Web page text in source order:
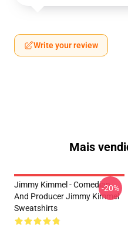
Write your review
Mais
Jimmy Kimmel - Comedian
And Producer Jimmy Kimmel
Sweatshirts
-20%